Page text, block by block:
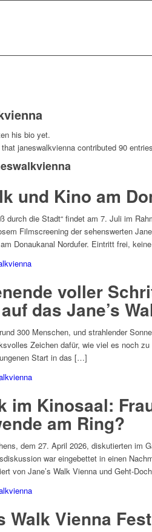
his bio yet.
janeswalkvienna contributed 90
und Kino am
durch die Stadt“ findet am 7. Juli im
Filmscreening der sehenswerten
Donaukanal Nordufer. Eintritt frei,
voller
das Jane’s
300 Menschen, und strahlender
Zeichen dafür, wie viel es noch
Start in das […]
im Kinosaal:
am Ring?
dem 27. April 2026, diskutierten im
war eingebettet in einen
von Jane’s Walk Vienna und Geht-
Walk Vienna